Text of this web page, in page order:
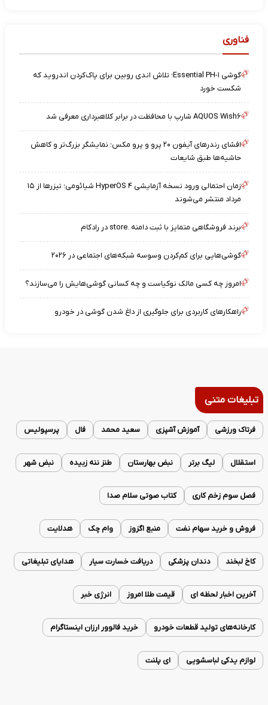
فناوری
گوشی Essential PH-۱؛ تلاش اندی روبین برای پاک‌کردن اندروید که
شکست خورد
AQUOS Wish۶ شارپ با محافظت در برابر کلاهبرداری معرفی شد
افشای رندرهای آیفون ۲۰ پرو و پرو مکس؛ نمایشگر بزرگ‌تر و کاهش
حاشیه‌ها طبق شایعات
زمان احتمالی ورود نسخه آزمایشی HyperOS ۴ شیائومی؛ تیزرها از ۱۵
مرداد منتشر می‌شوند
برند فروشگاهی متمایز با ثبت دامنه .store در رادکام
گوشی‌هایی برای کم‌کردن وسوسه شبکه‌های اجتماعی در ۲۰۲۶
امروز چه کسی مالک نوکیاست و چه کسانی گوشی‌هایش را می‌سازند؟
راهکارهای کاربردی برای جلوگیری از داغ شدن گوشی در خودرو
تبلیغات متنی
فرتاک ورزشی آموزش آشپزی سعید محمد فال پرسپولیس
استقلال لیگ برتر نبض بهارستان طنز ننه زبیده نبض شهر
فصل سوم زخم کاری کتاب صوتی سلام صدا
فروش و خرید سهام نفت منبع اگزوز وام چک هدلایت
کاخ لبخند دندان پزشکی دریافت خسارت سیار هدایای تبلیغاتی
آخرین اخبار لحظه ای قیمت طلا امروز انرژی خبر
کارخانه‌های تولید قطعات خودرو خرید فالوور ارزان اینستاگرام
لوازم یدکی لباسشویی ای پلنت